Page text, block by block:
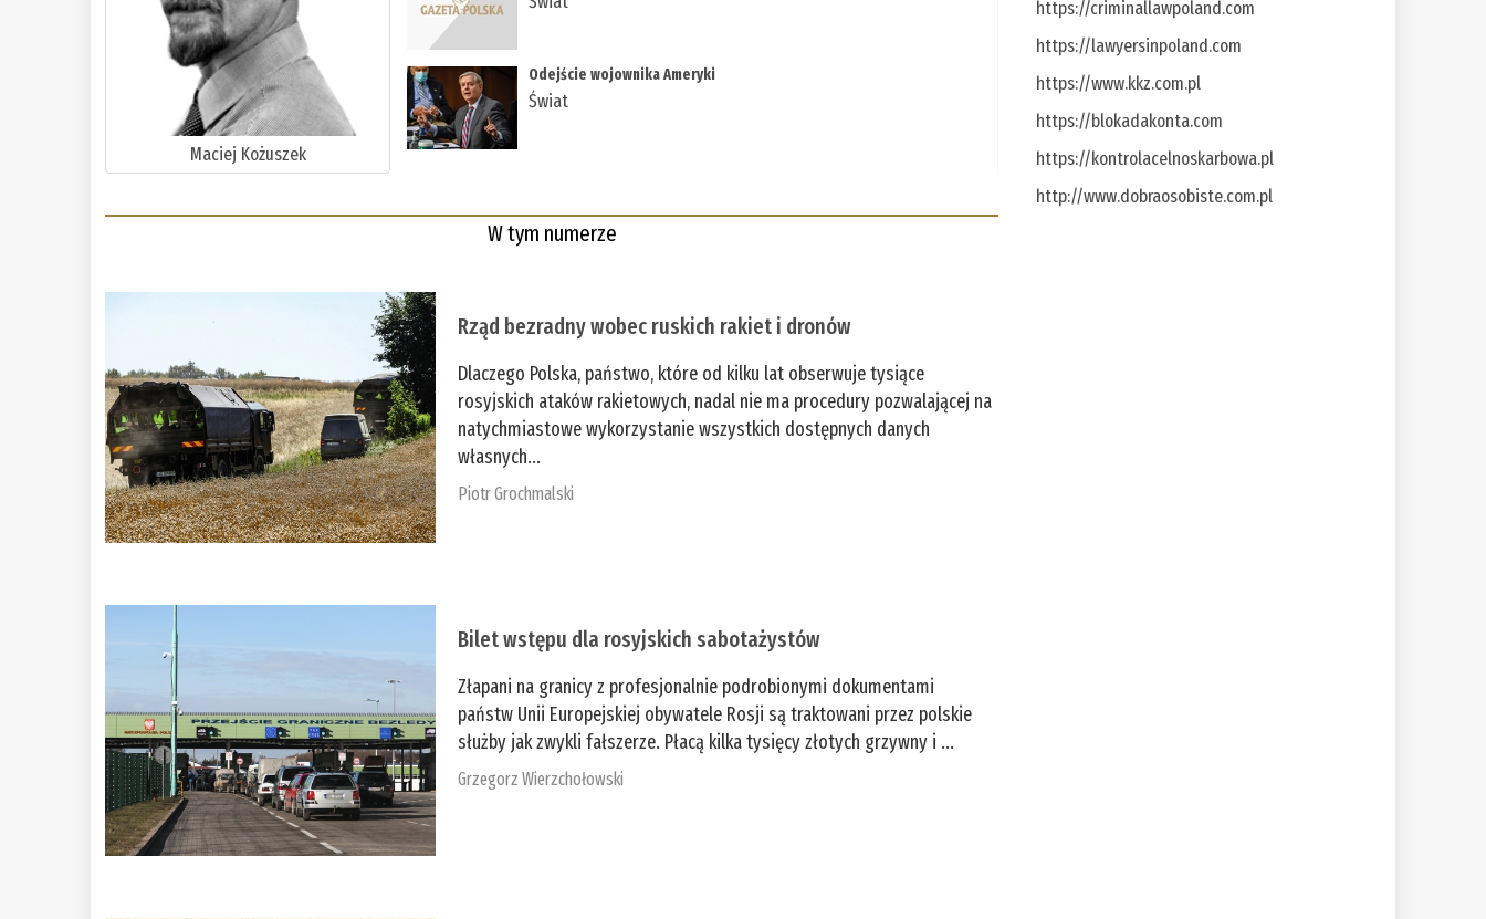
Maciej Kożuszek
Odejście wojownika Ameryki
Świat
W tym numerze
Rząd bezradny wobec ruskich rakiet i dronów
Dlaczego Polska, państwo, które od kilku lat obserwuje tysiące
rosyjskich ataków rakietowych, nadal nie ma procedury pozwalającej na
natychmiastowe wykorzystanie wszystkich dostępnych danych
własnych...
Piotr Grochmalski
Bilet wstępu dla rosyjskich sabotażystów
Złapani na granicy z profesjonalnie podrobionymi dokumentami
państw Unii Europejskiej obywatele Rosji są traktowani przez polskie
służby jak zwykli fałszerze. Płacą kilka tysięcy złotych grzywny i ...
Grzegorz Wierzchołowski
https://criminallawpoland.com
https://lawyersinpoland.com
https://www.kkz.com.pl
https://blokadakonta.com
https://kontrolacelnoskarbowa.pl
http://www.dobraosobiste.com.pl